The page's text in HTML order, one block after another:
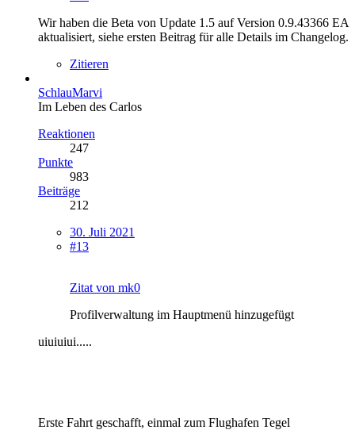
Wir haben die Beta von Update 1.5 auf Version 0.9.43366 EA
aktualisiert, siehe ersten Beitrag für alle Details im Changelog.
Zitieren
SchlauMarvi
Im Leben des Carlos
Reaktionen
247
Punkte
983
Beiträge
212
30. Juli 2021
#13
Zitat von mk0
Profilverwaltung im Hauptmenü hinzugefügt
uiuiuiui.....
Erste Fahrt geschafft, einmal zum Flughafen Tegel